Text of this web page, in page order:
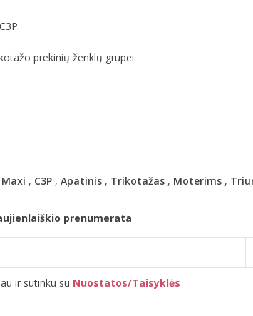
prekinių ženklų grupei.
Maxi , C3P, Apatinis, Trikotažas, Moterims,
prenumerata
ir sutinku su Nuostatos/Taisyklės